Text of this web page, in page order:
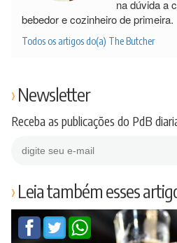
na dúvida a
bebedor e cozinheiro de primeira.
Todos os artigos do(a) The Butcher
Newsletter
Receba as publicações do PdB
Leia também esses